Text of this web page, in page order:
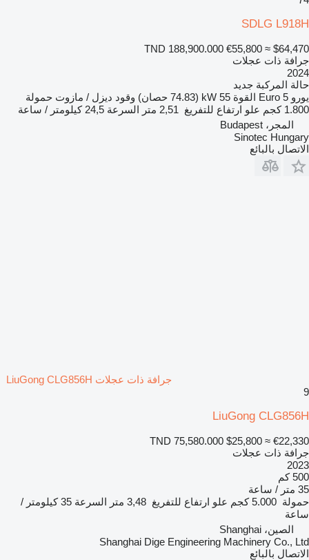
SDLG L918H
TND 188,900.000 €55,800 ≈ $64,470
جرافة ذات عجلات
2024
حالة المركبة جديد
يورو Euro 5 القوة 55 kW (74.83 حصان) وقود ديزل / مازوت حمولة
1.800 كجم
علو ارتفاع للتفريغ 2,51 متر السرعة 24,5 كيلومتر / ساعة
المجر، Budapest
Sinotec Hungary
الاتصال بالبائع
جرافة ذات عجلات LiuGong CLG856H
9
LiuGong CLG856H
TND 75,580.000 $25,800 ≈ €22,330
جرافة ذات عجلات
2023
500 كم
35 متر / ساعة
حمولة 5.000 كجم علو ارتفاع للتفريغ 3,48 متر السرعة
35 كيلومتر /
ساعة
الصين، Shanghai
Shanghai Dige Engineering Machinery Co., Ltd
الاتصال بالبائع